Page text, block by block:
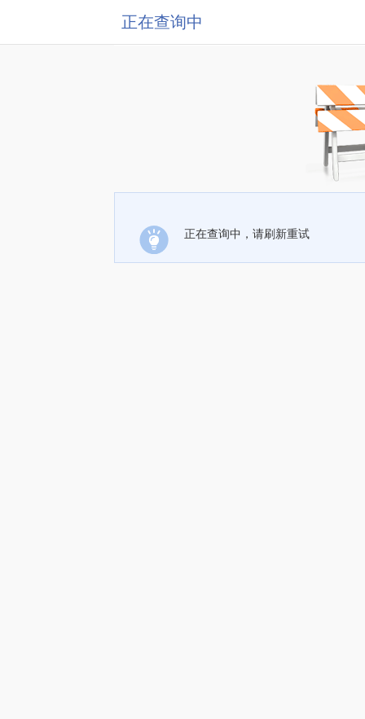
正在查询中
正在查询中，请刷新重试